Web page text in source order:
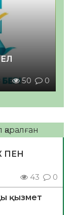
50 0
қаралған
ПЕН
43 0
қызмет